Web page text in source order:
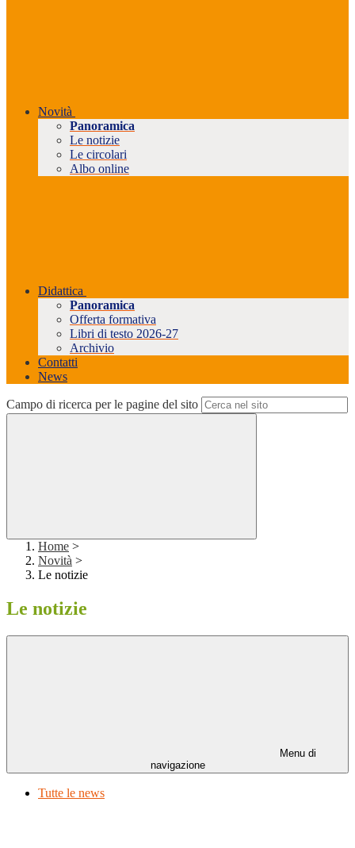
Novità
Panoramica
Le notizie
Le circolari
Albo online
Didattica
Panoramica
Offerta formativa
Libri di testo 2026-27
Archivio
Contatti
News
Campo di ricerca per le pagine del sito
Home >
Novità >
Le notizie
Le notizie
Menu di
navigazione
Tutte le news